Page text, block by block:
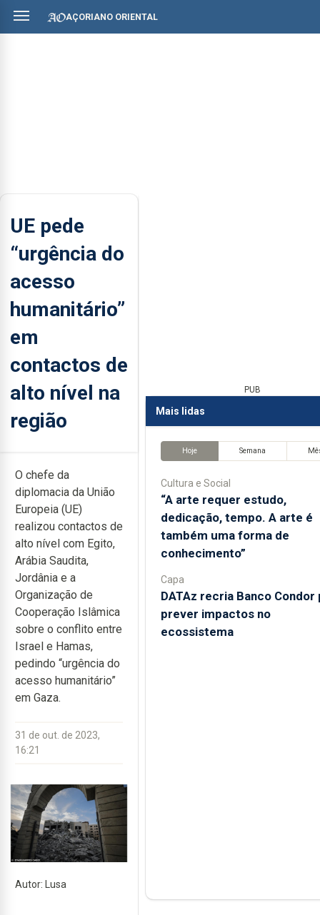
AÇORIANO ORIENTAL
UE pede
“urgência do
acesso
humanitário”
em
contactos de
alto nível na
região
O chefe da
diplomacia da União
Europeia (UE)
realizou contactos de
alto nível com Egito,
Arábia Saudita,
Jordânia e a
Organização de
Cooperação Islâmica
sobre o conflito entre
Israel e Hamas,
pedindo “urgência do
acesso humanitário”
em Gaza.
31 de out. de 2023,
16:21
Autor: Lusa
PUB
Mais lidas
Hoje Semana
Cultura e Social
“A arte requer estudo,
dedicação, tempo. A arte é
também uma forma de
conhecimento”
Capa
DATAz recria Banco Condor
prever impactos no
ecossistema